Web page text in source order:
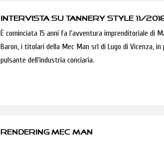
INTERVISTA SU TANNERY STYLE 11/
È cominciata 15 anni fa l’avventura imprenditoriale di
Baron, i titolari della Mec Man srl di Lugo di Vicenza, in
pulsante dell’industria conciaria.
RENDERING MEC MAN